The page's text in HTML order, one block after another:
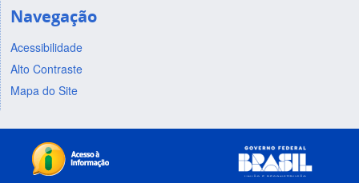
Navegação
Acessibilidade
Alto Contraste
Mapa do Site